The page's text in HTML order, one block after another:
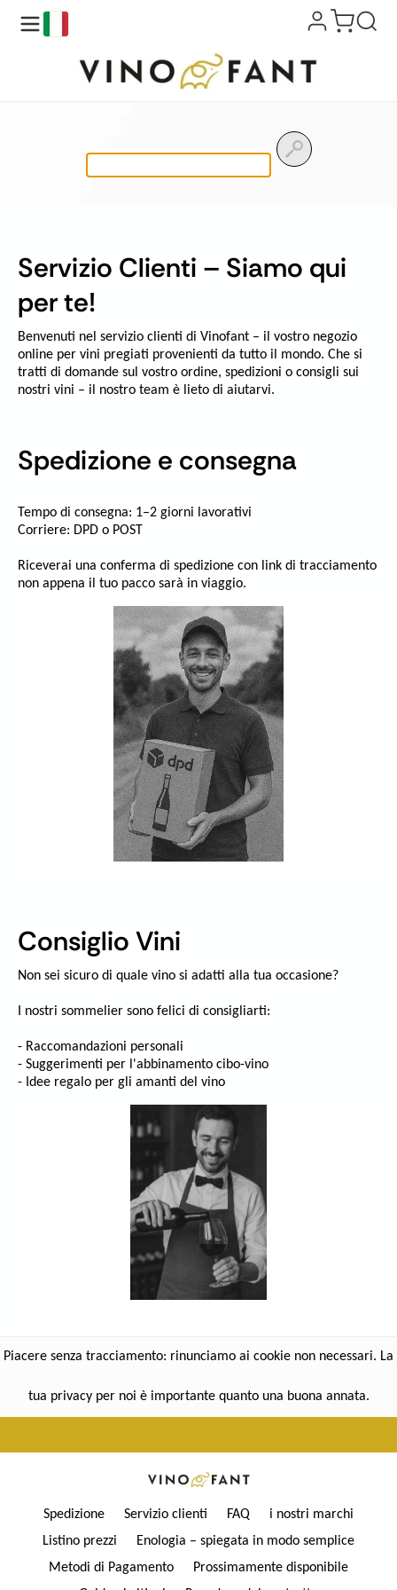
Servizio Clienti – Siamo qui
per te!
Benvenuti nel servizio clienti di Vinofant – il vostro negozio
online per vini pregiati provenienti da tutto il mondo. Che si
tratti di domande sul vostro ordine, spedizioni o consigli sui
nostri vini – il nostro team è lieto di aiutarvi.
Spedizione e consegna
Tempo di consegna: 1–2 giorni lavorativi
Corriere: DPD o POST
Riceverai una conferma di spedizione con link di tracciamento
non appena il tuo pacco sarà in viaggio.
Consiglio Vini
Non sei sicuro di quale vino si adatti alla tua occasione?
I nostri sommelier sono felici di consigliarti:
- Raccomandazioni personali
- Suggerimenti per l'abbinamento cibo-vino
- Idee regalo per gli amanti del vino
Piacere senza tracciamento: rinunciamo ai cookie non necessari. La
tua privacy per noi è importante quanto una buona annata.
Spedizione Servizio clienti FAQ
i nostri marchi
Listino prezzi
Enologia – spiegata in modo semplice
Metodi di Pagamento
Prossimamente disponibile